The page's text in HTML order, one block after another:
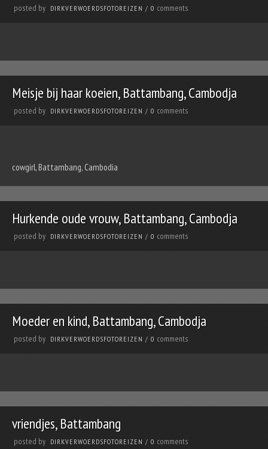
posted by DIRKVERWOERDSFOTOREIZEN / 0 comments
Meisje bij haar koeien, Battambang, Cambodja
posted by DIRKVERWOERDSFOTOREIZEN / 0 comments
cowgirl, Battambang, Cambodia
Hurkende oude vrouw, Battambang, Cambodja
posted by DIRKVERWOERDSFOTOREIZEN / 0 comments
Moeder en kind, Battambang, Cambodja
posted by DIRKVERWOERDSFOTOREIZEN / 0 comments
vriendjes, Battambang
posted by DIRKVERWOERDSFOTOREIZEN / 0 comments